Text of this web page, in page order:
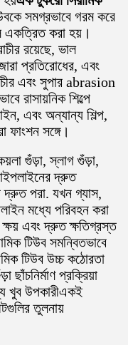
সমগ্রভাবে গরম করে
একত্রিত করা হয়।
রয়েছে, ভাল
প্রতিরোধের, এবং
এবং সুপার abrasion
রাসায়নিক শিল্পে
এবং অন্যান্য শিল্প,
ফাংশন সঙ্গে।
গুঁড়া, স্লাগ গুঁড়া,
দ্রুত
দ্রুত পরা. যখন গ্যাস,
মধ্যে পরিবহন করা
এবং দ্রুত ক্ষতিগ্রস্ত
টিউব সমন্বিতভাবে
টিউব উচ্চ কঠোরতা
প্রক্রিয়া
খুব উপকারীএকই
তুলনায়